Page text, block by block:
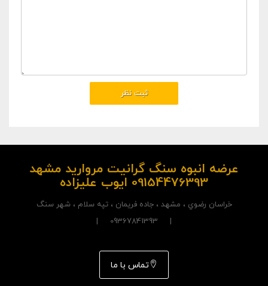
عرضه انبوه سنگ گرانیت مروارید مشهد
09154476393 ایوب علیزاده
خراسان رضوي ، مشهد ، جاده فريمان ، تپه سلام ، شهر سنگ
| 09367841393 |
تماس با ما